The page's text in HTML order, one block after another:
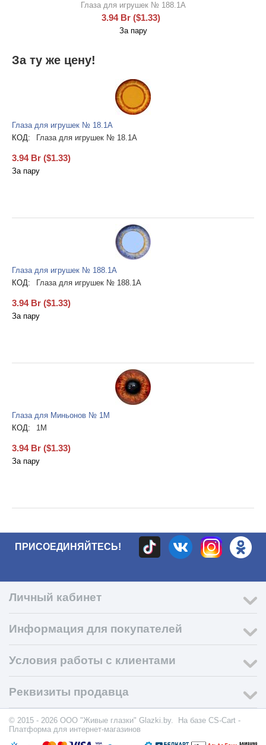
Глаза для игрушек № 188.1А
3.94 Br ($1.33)
За пару
За ту же цену!
Глаза для игрушек № 18.1А
КОД:
Глаза для игрушек № 18.1А
3.94 Br ($1.33)
За пару
Глаза для игрушек № 188.1А
КОД:
Глаза для игрушек № 188.1А
3.94 Br ($1.33)
За пару
Глаза для Миньонов № 1М
КОД:
1М
3.94 Br ($1.33)
За пару
ПРИСОЕДИНЯЙТЕСЬ!
Личный кабинет
Информация для покупателей
Условия работы с клиентами
Реквизиты продавца
© 2015 - 2026 ООО "Живые глазки" Glazki.by. На базе CS-Cart -
Платформа для интернет-магазинов